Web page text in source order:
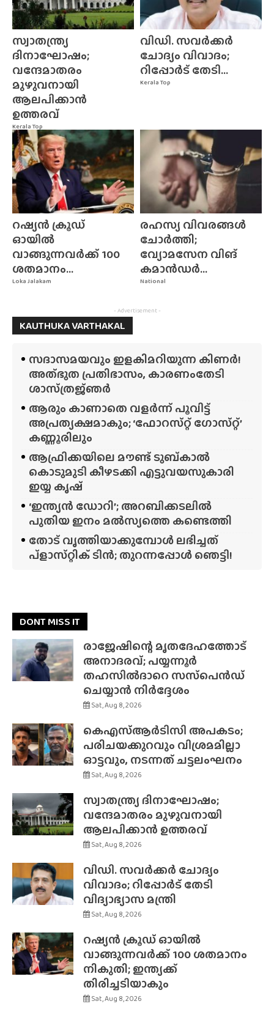
Kerala Top
സ്വാതന്ത്ര്യ
ദിനാഘോഷം;
വന്ദേമാതരം
മുഴുവനായി
ആലപിക്കാൻ
ഉത്തരവ്
Kerala Top
വിഡി. സവർക്കർ
ചോദ്യം വിവാദം;
റിപ്പോർട് തേടി...
Loka Jalakam
റഷ്യൻ ക്രൂഡ്
ഓയിൽ
വാങ്ങുന്നവർക്ക് 100
ശതമാനം...
National
രഹസ്യ വിവരങ്ങൾ
ചോർത്തി;
വ്യോമസേന വിങ്‌
കമാൻഡർ...
- Advertisement -
KAUTHUKA VARTHAKAL
സദാസമയവും ഇളകിമറിയുന്ന കിണർ!
അത്‌ഭുത പ്രതിഭാസം, കാരണംതേടി
ശാസ്‌ത്രജ്‌ഞർ
ആരും കാണാതെ വളർന്ന് പൂവിട്ട്
അപ്രത്യക്ഷമാകും; ‘ഫോറസ്‌റ്റ്‌ ഗോസ്‌റ്റ്’
കണ്ണൂരിലും
ആഫ്രിക്കയിലെ മൗണ്ട് ടുബ്‌കാൽ
കൊടുമുടി കീഴടക്കി എട്ടുവയസുകാരി
ഇയ്യ കൃഷ്
‘ഇന്ത്യൻ ഡോറി’; അറബിക്കടലിൽ
പുതിയ ഇനം മൽസ്യത്തെ കണ്ടെത്തി
തോട് വൃത്തിയാക്കുമ്പോൾ ലഭിച്ചത്
പ്‌ളാസ്‌റ്റിക് ടിൻ; തുറന്നപ്പോൾ ഞെട്ടി!
DONT MISS IT
രാജേഷിന്റെ മൃതദേഹത്തോട്
അനാദരവ്; പയ്യന്നൂർ
തഹസിൽദാറെ സസ്‌പെൻഡ്
ചെയ്യാൻ നിർദ്ദേശം
Sat, Aug 8, 2026
കെഎസ്ആർടിസി അപകടം;
പരിചയക്കുറവും വിശ്രമമില്ലാ
ഓട്ടവും, നടന്നത് ചട്ടലംഘനം
Sat, Aug 8, 2026
സ്വാതന്ത്ര്യ ദിനാഘോഷം;
വന്ദേമാതരം മുഴുവനായി
ആലപിക്കാൻ ഉത്തരവ്
Sat, Aug 8, 2026
വിഡി. സവർക്കർ ചോദ്യം
വിവാദം; റിപ്പോർട് തേടി
വിദ്യാഭ്യാസ മന്ത്രി
Sat, Aug 8, 2026
റഷ്യൻ ക്രൂഡ് ഓയിൽ
വാങ്ങുന്നവർക്ക് 100 ശതമാനം
നികുതി; ഇന്ത്യക്ക്
തിരിച്ചടിയാകും
Sat, Aug 8, 2026